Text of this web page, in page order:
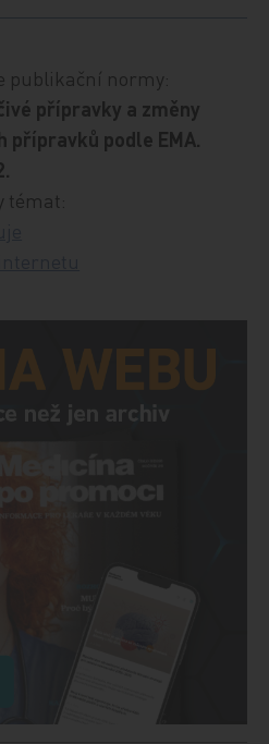
publikační normy:
přípravky a změny
přípravků podle EMA.
témat: